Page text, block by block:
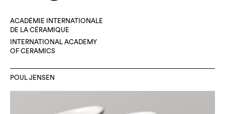
ACADÉMIE INTERNATIONALE
DE LA CÉRAMIQUE
INTERNATIONAL ACADEMY
OF CERAMICS
POUL JENSEN